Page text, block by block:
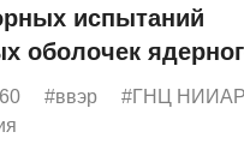
испытаний
оболочек
кремния
#ввэр
#ГНЦ НИИАР